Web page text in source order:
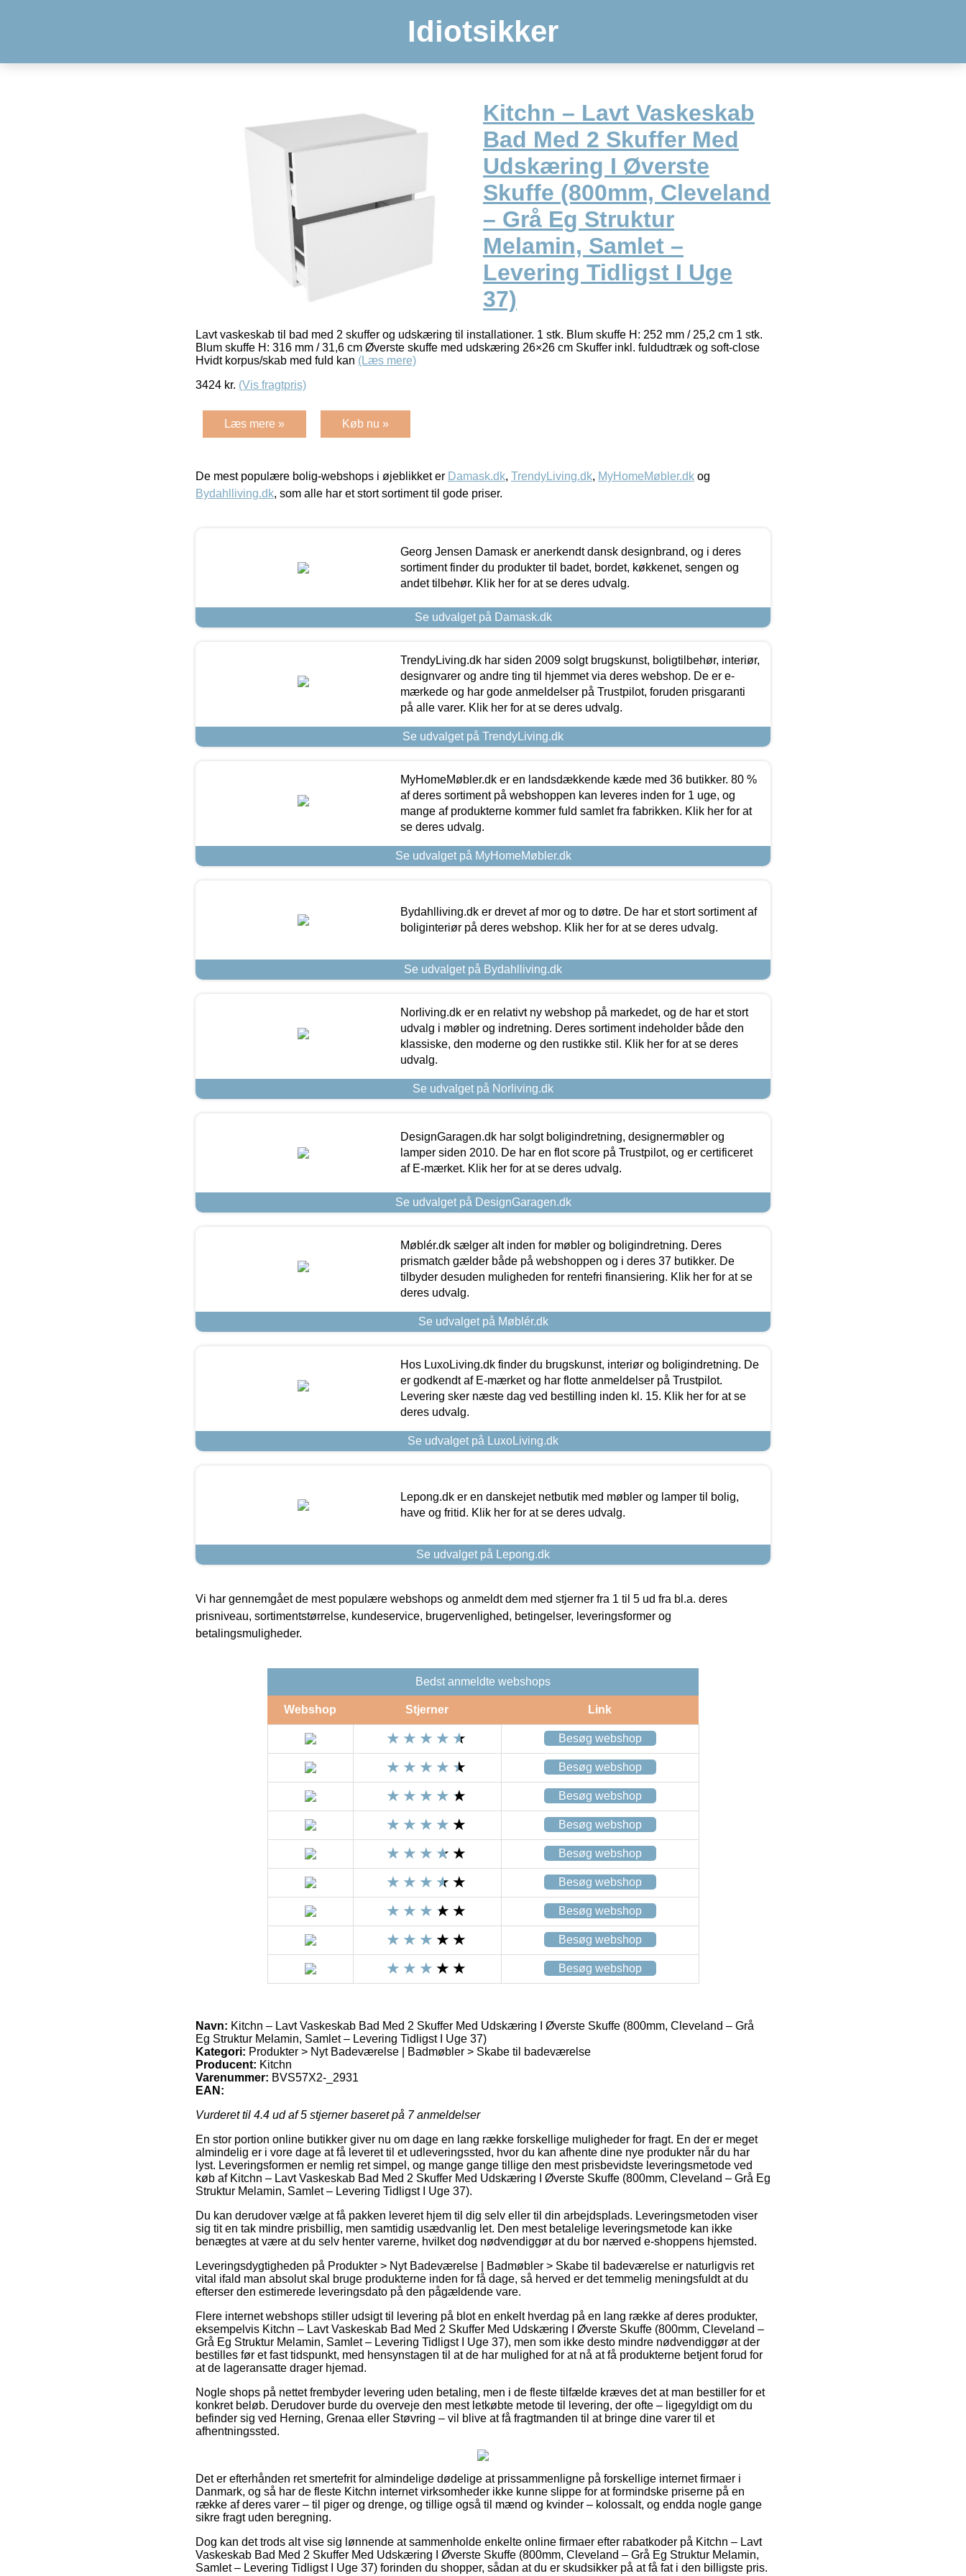
Idiotsikker
Kitchn – Lavt Vaskeskab
Bad Med 2 Skuffer Med
Udskæring I Øverste
Skuffe (800mm, Cleveland
– Grå Eg Struktur
Melamin, Samlet –
Levering Tidligst I Uge
37)
Lavt vaskeskab til bad med 2 skuffer og udskæring til installationer. 1 stk. Blum skuffe H: 252 mm / 25,2 cm 1 stk.
Blum skuffe H: 316 mm / 31,6 cm Øverste skuffe med udskæring 26×26 cm Skuffer inkl. fuldudtræk og soft-close
Hvidt korpus/skab med fuld kan (Læs mere)
3424 kr. (Vis fragtpris)
Læs mere » Køb nu »
De mest populære bolig-webshops i øjeblikket er Damask.dk, TrendyLiving.dk, MyHomeMøbler.dk og
Bydahlliving.dk, som alle har et stort sortiment til gode priser.
Georg Jensen Damask er anerkendt dansk designbrand, og i deres
sortiment finder du produkter til badet, bordet, køkkenet, sengen og
andet tilbehør. Klik her for at se deres udvalg.
Se udvalget på Damask.dk
TrendyLiving.dk har siden 2009 solgt brugskunst, boligtilbehør, interiør,
designvarer og andre ting til hjemmet via deres webshop. De er e-
mærkede og har gode anmeldelser på Trustpilot, foruden prisgaranti
på alle varer. Klik her for at se deres udvalg.
Se udvalget på TrendyLiving.dk
MyHomeMøbler.dk er en landsdækkende kæde med 36 butikker. 80 %
af deres sortiment på webshoppen kan leveres inden for 1 uge, og
mange af produkterne kommer fuld samlet fra fabrikken. Klik her for at
se deres udvalg.
Se udvalget på MyHomeMøbler.dk
Bydahlliving.dk er drevet af mor og to døtre. De har et stort sortiment af
boliginteriør på deres webshop. Klik her for at se deres udvalg.
Se udvalget på Bydahlliving.dk
Norliving.dk er en relativt ny webshop på markedet, og de har et stort
udvalg i møbler og indretning. Deres sortiment indeholder både den
klassiske, den moderne og den rustikke stil. Klik her for at se deres
udvalg.
Se udvalget på Norliving.dk
DesignGaragen.dk har solgt boligindretning, designermøbler og
lamper siden 2010. De har en flot score på Trustpilot, og er certificeret
af E-mærket. Klik her for at se deres udvalg.
Se udvalget på DesignGaragen.dk
Møblér.dk sælger alt inden for møbler og boligindretning. Deres
prismatch gælder både på webshoppen og i deres 37 butikker. De
tilbyder desuden muligheden for rentefri finansiering. Klik her for at se
deres udvalg.
Se udvalget på Møblér.dk
Hos LuxoLiving.dk finder du brugskunst, interiør og boligindretning. De
er godkendt af E-mærket og har flotte anmeldelser på Trustpilot.
Levering sker næste dag ved bestilling inden kl. 15. Klik her for at se
deres udvalg.
Se udvalget på LuxoLiving.dk
Lepong.dk er en danskejet netbutik med møbler og lamper til bolig,
have og fritid. Klik her for at se deres udvalg.
Se udvalget på Lepong.dk
Vi har gennemgået de mest populære webshops og anmeldt dem med stjerner fra 1 til 5 ud fra bl.a. deres
prisniveau, sortimentstørrelse, kundeservice, brugervenlighed, betingelser, leveringsformer og
betalingsmuligheder.
Bedst anmeldte webshops
Webshop Stjerner Link
Besøg webshop
Besøg webshop
Besøg webshop
Besøg webshop
Besøg webshop
Besøg webshop
Besøg webshop
Besøg webshop
Besøg webshop
Navn: Kitchn – Lavt Vaskeskab Bad Med 2 Skuffer Med Udskæring I Øverste Skuffe (800mm, Cleveland – Grå
Eg Struktur Melamin, Samlet – Levering Tidligst I Uge 37)
Kategori: Produkter > Nyt Badeværelse | Badmøbler > Skabe til badeværelse
Producent: Kitchn
Varenummer: BVS57X2-_2931
EAN:
Vurderet til 4.4 ud af 5 stjerner baseret på 7anmeldelser
En stor portion online butikker giver nu om dage en lang række forskellige muligheder for fragt. En der er meget
almindelig er i vore dage at få leveret til et udleveringssted, hvor du kan afhente dine nye produkter når du har
lyst. Leveringsformen er nemlig ret simpel, og mange gange tillige den mest prisbevidste leveringsmetode ved
køb af Kitchn – Lavt Vaskeskab Bad Med 2 Skuffer Med Udskæring I Øverste Skuffe (800mm, Cleveland – Grå Eg
Struktur Melamin, Samlet – Levering Tidligst I Uge 37).
Du kan derudover vælge at få pakken leveret hjem til dig selv eller til din arbejdsplads. Leveringsmetoden viser
sig tit en tak mindre prisbillig, men samtidig usædvanlig let. Den mest betalelige leveringsmetode kan ikke
benægtes at være at du selv henter varerne, hvilket dog nødvendiggør at du bor nærved e-shoppens hjemsted.
Leveringsdygtigheden på Produkter > Nyt Badeværelse | Badmøbler > Skabe til badeværelse er naturligvis ret
vital ifald man absolut skal bruge produkterne inden for få dage, så herved er det temmelig meningsfuldt at du
efterser den estimerede leveringsdato på den pågældende vare.
Flere internet webshops stiller udsigt til levering på blot en enkelt hverdag på en lang række af deres produkter,
eksempelvis Kitchn – Lavt Vaskeskab Bad Med 2 Skuffer Med Udskæring I Øverste Skuffe (800mm, Cleveland –
Grå Eg Struktur Melamin, Samlet – Levering Tidligst I Uge 37), men som ikke desto mindre nødvendiggør at der
bestilles før et fast tidspunkt, med hensynstagen til at de har mulighed for at nå at få produkterne betjent forud for
at de lageransatte drager hjemad.
Nogle shops på nettet frembyder levering uden betaling, men i de fleste tilfælde kræves det at man bestiller for et
konkret beløb. Derudover burde du overveje den mest letkøbte metode til levering, der ofte – ligegyldigt om du
befinder sig ved Herning, Grenaa eller Støvring – vil blive at få fragtmanden til at bringe dine varer til et
afhentningssted.
Det er efterhånden ret smertefrit for almindelige dødelige at prissammenligne på forskellige internet firmaer i
Danmark, og så har de fleste Kitchn internet virksomheder ikke kunne slippe for at formindske priserne på en
række af deres varer – til piger og drenge, og tillige også til mænd og kvinder – kolossalt, og endda nogle gange
sikre fragt uden beregning.
Dog kan det trods alt vise sig lønnende at sammenholde enkelte online firmaer efter rabatkoder på Kitchn – Lavt
Vaskeskab Bad Med 2 Skuffer Med Udskæring I Øverste Skuffe (800mm, Cleveland – Grå Eg Struktur Melamin,
Samlet – Levering Tidligst I Uge 37) forinden du shopper, sådan at du er skudsikker på at få fat i den billigste pris.